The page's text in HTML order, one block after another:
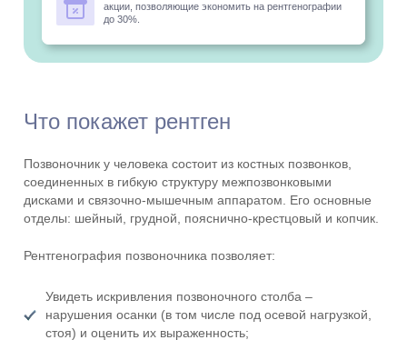
акции, позволяющие экономить на рентгенографии
до 30%.
Что покажет рентген
Позвоночник у человека состоит из костных позвонков,
соединенных в гибкую структуру межпозвонковыми
дисками и связочно-мышечным аппаратом. Его основные
отделы: шейный, грудной, пояснично-крестцовый и копчик.
Рентгенография позвоночника позволяет:
Увидеть искривления позвоночного столба –
нарушения осанки (в том числе под осевой нагрузкой,
стоя) и оценить их выраженность;